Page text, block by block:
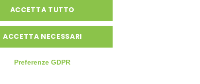
ACCETTA TUTTO
ACCETTA NECESSARI
Preferenze GDPR